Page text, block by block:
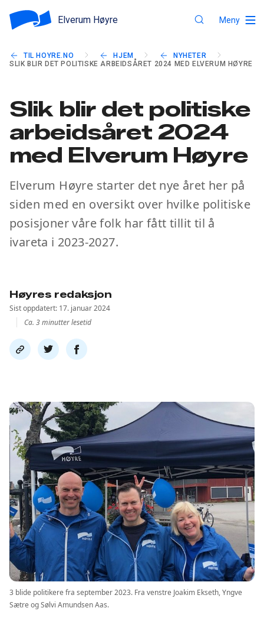
Elverum Høyre Meny
TIL HOYRE.NO HJEM
NYHETER
SLIK BLIR DET POLITISKE ARBEIDSÅRET 2024 MED ELVERUM HØYRE
Slik blir det politiske
arbeidsåret 2024
med Elverum Høyre
Elverum Høyre starter det nye året her på
siden med en oversikt over hvilke politiske
posisjoner våre folk har fått tillit til å
ivareta i 2023-2027.
Høyres redaksjon
Sist oppdatert: 17. januar 2024
Ca. 3 minutter lesetid
Del
link
Del
på
Del
på
3 blide politikere fra september 2023. Fra venstre Joakim Ekseth, Yngve
Sætre og Sølvi Amundsen Aas.